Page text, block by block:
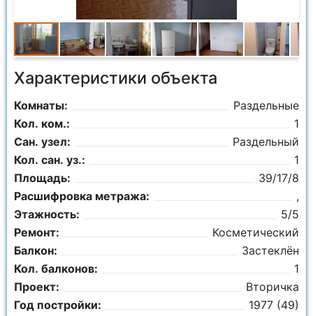
Характеристики объекта
Комнаты:
Раздельные
Кол. ком.:
1
Сан. узел:
Раздельный
Кол. сан. уз.:
1
Площадь:
39/17/8
Расшифровка метража:
,
Этажность:
5/5
Ремонт:
Косметический
Балкон:
Застеклён
Кол. балконов:
1
Проект:
Вторичка
Год постройки:
1977 (49)